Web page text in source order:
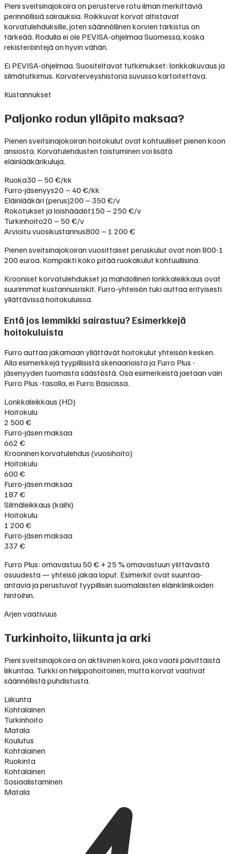
Pieni sveitsinajokoira on perusterve rotu ilman merkittäviä
perinnöllisiä sairauksia. Roikkuvat korvat altistavat
korvatulehduksille, joten säännöllinen korvien tarkistus on
tärkeää. Rodulla ei ole PEVISA-ohjelmaa Suomessa, koska
rekisteröintejä on hyvin vähän.
Ei PEVISA-ohjelmaa. Suositeltavat tutkimukset: lonkkakuvaus ja
silmätutkimus. Korvaterveyshistoria suvussa kartoitettava.
Kustannukset
Paljonko rodun ylläpito maksaa?
Pienen sveitsinajokoiran hoitokulut ovat kohtuulliset pienen koon
ansiosta. Korvatulehdusten toistuminen voi lisätä
eläinlääkärikuluja.
Ruoka30 – 50 €/kk
Furro-jäsenyys20 – 40 €/kk
Eläinlääkäri (perus)200 – 350 €/v
Rokotukset ja loishäädöt150 – 250 €/v
Turkinhoito20 – 50 €/v
Arvioitu vuosikustannus800 – 1 200 €
Pienen sveitsinajokoiran vuosittaiset peruskulut ovat noin 800-1
200 euroa. Kompakti koko pitää ruokakulut kohtuullisina.
Krooniset korvatulehdukset ja mahdollinen lonkkaleikkaus ovat
suurimmat kustannusriskit. Furro-yhteisön tuki auttaa erityisesti
yllättävissä hoitokuluissa.
Entä jos lemmikki sairastuu? Esimerkkejä
hoitokuluista
Furro auttaa jakamaan yllättävät hoitokulut yhteisön kesken.
Alla esimerkkejä tyypillisistä skenaarioista ja Furro Plus -
jäsenyyden tuomasta säästöstä. Osa esimerkeistä jaetaan vain
Furro Plus -tasolla, ei Furro Basicissa.
Lonkkaleikkaus (HD)
Hoitokulu
2 500 €
Furro-jäsen maksaa
662 €
Krooninen korvatulehdus (vuosihoito)
Hoitokulu
600 €
Furro-jäsen maksaa
187 €
Silmäleikkaus (kaihi)
Hoitokulu
1 200 €
Furro-jäsen maksaa
337 €
Furro Plus: omavastuu 50 € + 25 % omavastuun ylittävästä
osuudesta — yhteisö jakaa loput. Esimerkit ovat suuntaa-
antavia ja perustuvat tyypillisiin suomalaisten eläinklinikoiden
hintoihin.
Arjen vaativuus
Turkinhoito, liikunta ja arki
Pieni sveitsinajokoira on aktiivinen koira, joka vaatii päivittäistä
liikuntaa. Turkki on helppohoitoinen, mutta korvat vaativat
säännöllistä puhdistusta.
Liikunta
Kohtalainen
Turkinhoito
Matala
Koulutus
Kohtalainen
Ruokinta
Kohtalainen
Sosiaalistaminen
Matala